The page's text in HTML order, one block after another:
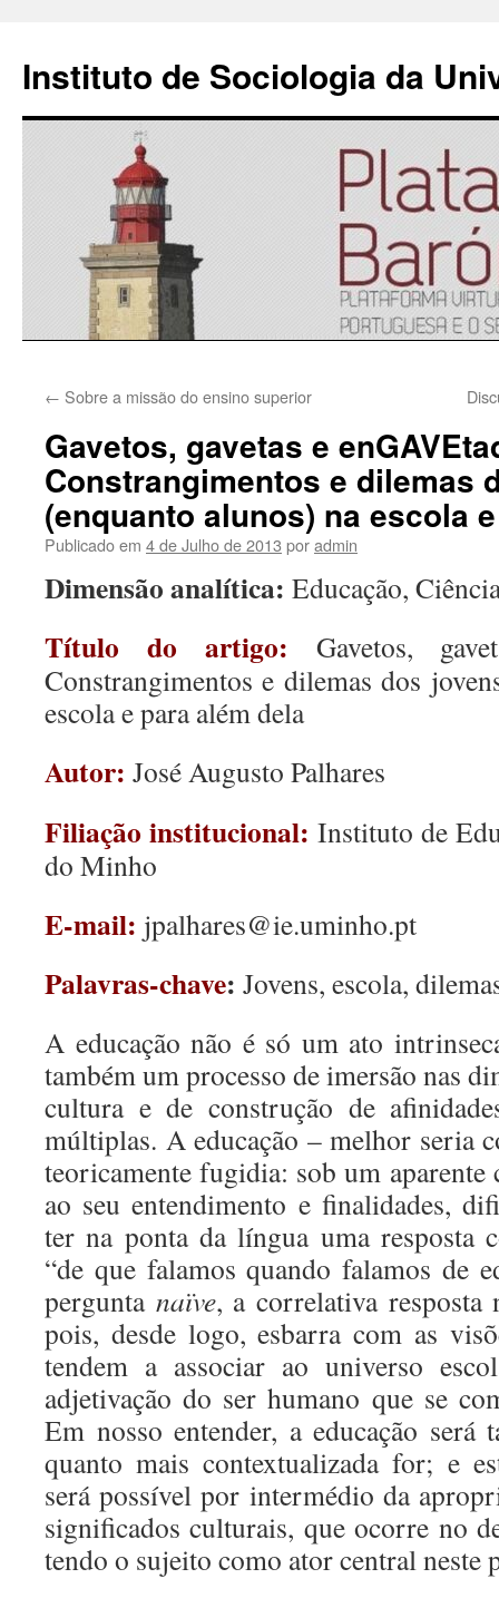
Instituto de Sociologia da
para
conteúdo
← Sobre a missão do ensino superior
Gavetos, gavetas e
Constrangimentos e dilemas
(enquanto alunos) na escola
Publicado em 4 de Julho de 2013 poradmin
Dimensão analítica: Educação,
Título do artigo: Gavetos,
Constrangimentos e dilemas dos
escola e para além dela
Autor: José Augusto Palhares
Filiação institucional: Instituto de
do Minho
E-mail: jpalhares@ie.uminho.pt
Palavras-chave: Jovens, escola,
A educação não é só um ato
também um processo de imersão nas
cultura e de construção de
múltiplas. A educação – melhor seria
teoricamente fugidia: sob um aparente
ao seu entendimento e finalidades,
ter na ponta da língua uma resposta
“de que falamos quando falamos de
pergunta naïve, a correlativa resposta
pois, desde logo, esbarra com as
tendem a associar ao universo
adjetivação do ser humano que se
Em nosso entender, a educação será
quanto mais contextualizada for; e
será possível por intermédio da
significados culturais, que ocorre no
tendo o sujeito como ator central neste